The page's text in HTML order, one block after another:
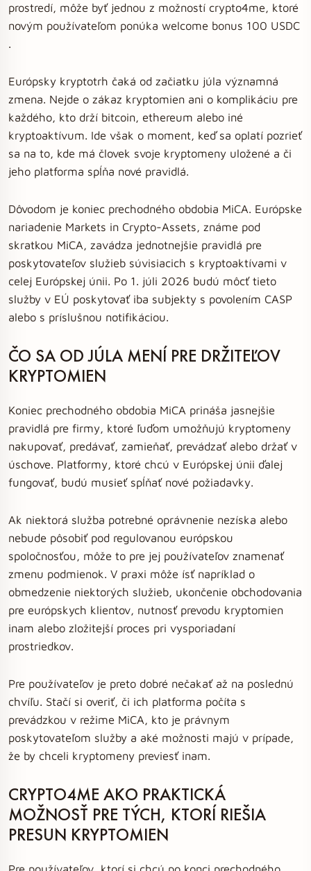
prostredí, môže byť jednou z možností crypto4me, ktoré
novým používateľom ponúka welcome bonus 100 USDC
.
Európsky kryptotrh čaká od začiatku júla významná
zmena. Nejde o zákaz kryptomien ani o komplikáciu pre
každého, kto drží bitcoin, ethereum alebo iné
kryptoaktívum. Ide však o moment, keď sa oplatí pozrieť
sa na to, kde má človek svoje kryptomeny uložené a či
jeho platforma spĺňa nové pravidlá.
Dôvodom je koniec prechodného obdobia MiCA. Európske
nariadenie Markets in Crypto-Assets, známe pod
skratkou MiCA, zavádza jednotnejšie pravidlá pre
poskytovateľov služieb súvisiacich s kryptoaktívami v
celej Európskej únii. Po 1. júli 2026 budú môcť tieto
služby v EÚ poskytovať iba subjekty s povolením CASP
alebo s príslušnou notifikáciou.
ČO SA OD JÚLA MENÍ PRE DRŽITEĽOV
KRYPTOMIEN
Koniec prechodného obdobia MiCA prináša jasnejšie
pravidlá pre firmy, ktoré ľuďom umožňujú kryptomeny
nakupovať, predávať, zamieňať, prevádzať alebo držať v
úschove. Platformy, ktoré chcú v Európskej únii ďalej
fungovať, budú musieť spĺňať nové požiadavky.
Ak niektorá služba potrebné oprávnenie nezíska alebo
nebude pôsobiť pod regulovanou európskou
spoločnosťou, môže to pre jej používateľov znamenať
zmenu podmienok. V praxi môže ísť napríklad o
obmedzenie niektorých služieb, ukončenie obchodovania
pre európskych klientov, nutnosť prevodu kryptomien
inam alebo zložitejší proces pri vysporiadaní
prostriedkov.
Pre používateľov je preto dobré nečakať až na poslednú
chvíľu. Stačí si overiť, či ich platforma počíta s
prevádzkou v režime MiCA, kto je právnym
poskytovateľom služby a aké možnosti majú v prípade,
že by chceli kryptomeny previesť inam.
CRYPTO4ME AKO PRAKTICKÁ
MOŽNOSŤ PRE TÝCH, KTORÍ RIEŠIA
PRESUN KRYPTOMIEN